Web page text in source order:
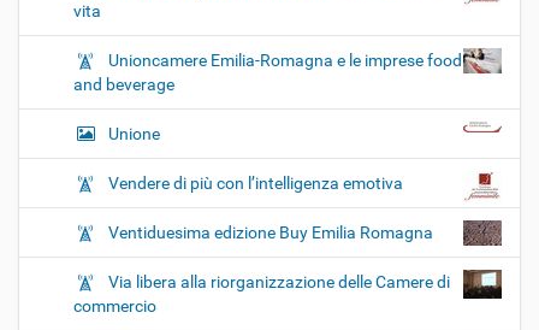
vita
Unioncamere Emilia-Romagna e le imprese food
and beverage
Unione
Vendere di più con l’intelligenza emotiva
Ventiduesima edizione Buy Emilia Romagna
Via libera alla riorganizzazione delle Camere di
commercio